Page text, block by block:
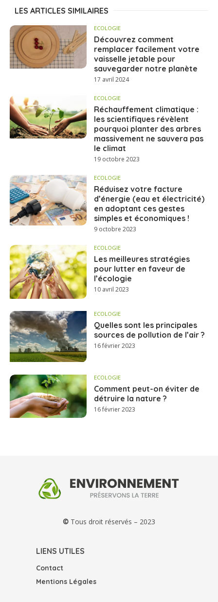
LES ARTICLES SIMILAIRES
ECOLOGIE
Découvrez comment
remplacer facilement votre
vaisselle jetable pour
sauvegarder notre planète
17 avril 2024
ECOLOGIE
Réchauffement climatique :
les scientifiques révèlent
pourquoi planter des arbres
massivement ne sauvera pas
le climat
19 octobre 2023
ECOLOGIE
Réduisez votre facture
d’énergie (eau et électricité)
en adoptant ces gestes
simples et économiques !
9 octobre 2023
ECOLOGIE
Les meilleures stratégies
pour lutter en faveur de
l’écologie
10 avril 2023
ECOLOGIE
Quelles sont les principales
sources de pollution de l’air ?
16 février 2023
ECOLOGIE
Comment peut-on éviter de
détruire la nature ?
16 février 2023
© Tous droit réservés – 2023
LIENS UTILES
Contact
Mentions Légales